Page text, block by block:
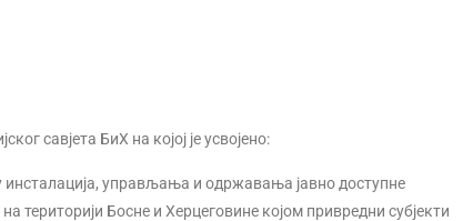
савјета БиХ на којој је усвојено:
инсталација, управљања и одржавања јавно доступне
територији Босне и Херцеговине којом привредни субјекти